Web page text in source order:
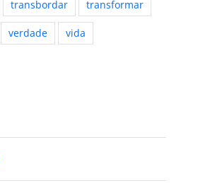
transbordar transformar
verdade vida